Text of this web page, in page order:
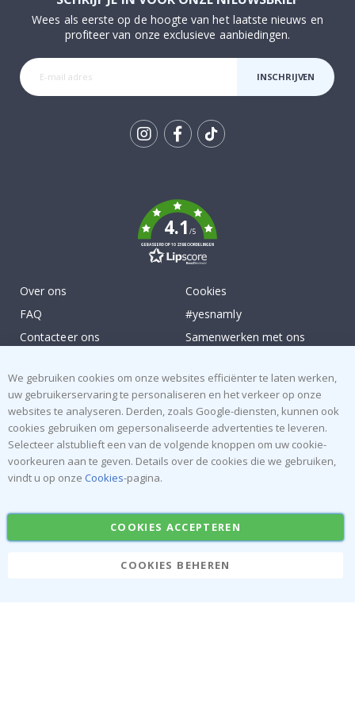
Wees als eerste op de hoogte van het laatste nieuws en
profiteer van onze exclusieve aanbiedingen.
INSCHRIJVEN
4.1/5
GEBASEERD OP 1023 BEOORDELINGEN
Over ons
FAQ
Contacteer ons
Algemene voorwaarden
Cookies
#yesnamly
Samenwerken met ons
Inspiratie
Beoordelingen
Populaire Categorieën
Naamstickers
Stickers
Plakfolie
We gebruiken cookies om onze websites efficiënter te laten werken,
uw gebruikerservaring te personaliseren en het verkeer op onze
websites te analyseren. Derden, zoals Google-diensten, kunnen ook
cookies gebruiken om gepersonaliseerde advertenties te leveren.
Selecteer alstublieft een van de volgende knoppen om uw cookie-
voorkeuren aan te geven. Details over de cookies die we gebruiken,
vindt u op onze Cookies-pagina.
COOKIES ACCEPTEREN
COOKIES BEHEREN